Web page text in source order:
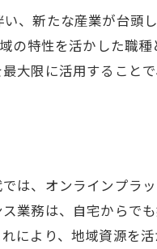
選び
方法
、新たな産業が台頭
特性を活かした職種
大限に活用すること
は、オンラインプラ
業務は、自宅からで
により、地域資源を